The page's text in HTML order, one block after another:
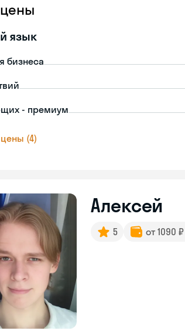
язык
бизнеса
- премиум
(4)
Алексей
5 от 1090